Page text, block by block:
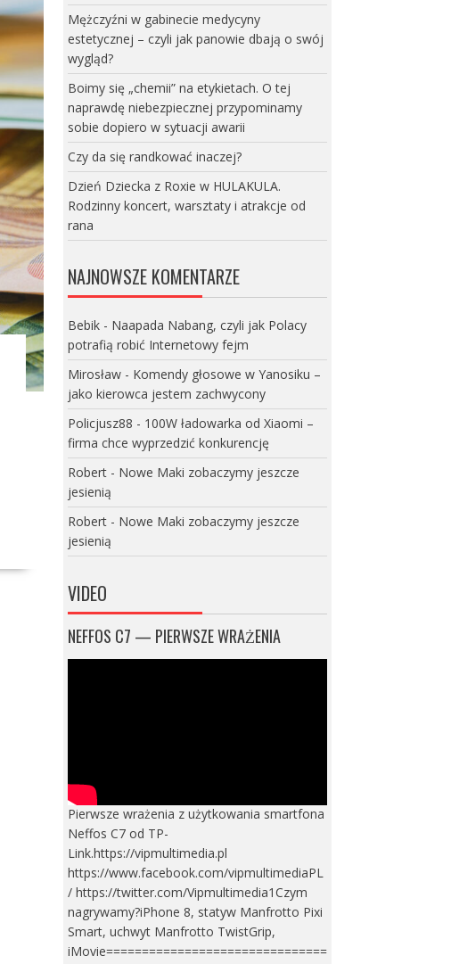
Mężczyźni w gabinecie medycyny
estetycznej – czyli jak panowie dbają o swój
wygląd?
Boimy się „chemii” na etykietach. O tej
naprawdę niebezpiecznej przypominamy
sobie dopiero w sytuacji awarii
Czy da się randkować inaczej?
Dzień Dziecka z Roxie w HULAKULA.
Rodzinny koncert, warsztaty i atrakcje od
rana
NAJNOWSZE KOMENTARZE
Bebik- Naapada Nabang, czyli jak Polacy
potrafią robić Internetowy fejm
Mirosław- Komendy głosowe w Yanosiku –
jako kierowca jestem zachwycony
Policjusz88 - 100W ładowarka od Xiaomi –
firma chce wyprzedzić konkurencję
Robert- Nowe Maki zobaczymy jeszcze
jesienią
Robert- Nowe Maki zobaczymy jeszcze
jesienią
VIDEO
NEFFOS C7 — PIERWSZE WRAŻENIA
Pierwsze wrażenia z użytkowania smartfona
Neffos C7 od TP-
Link.https://vipmultimedia.pl
https://www.facebook.com/vipmultimediaPL
/ https://twitter.com/Vipmultimedia1Czym
nagrywamy?iPhone 8, statyw Manfrotto Pixi
Smart, uchwyt Manfrotto TwistGrip,
iMovie===============================